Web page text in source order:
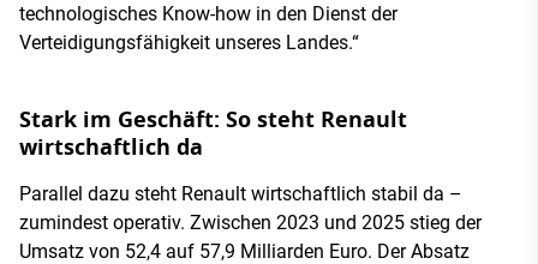
technologisches Know-how in den Dienst der
Verteidigungsfähigkeit unseres Landes.“
Stark im Geschäft: So steht Renault
wirtschaftlich da
Parallel dazu steht Renault wirtschaftlich stabil da –
zumindest operativ. Zwischen 2023 und 2025 stieg der
Umsatz von 52,4 auf 57,9 Milliarden Euro. Der Absatz